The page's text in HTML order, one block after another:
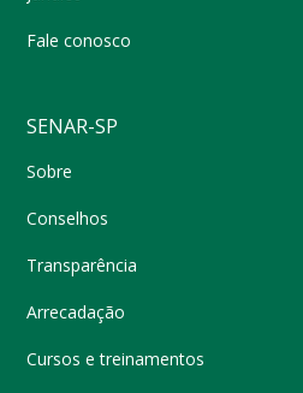
Fale conosco
SENAR-SP
Sobre
Conselhos
Transparência
Arrecadação
Cursos e treinamentos